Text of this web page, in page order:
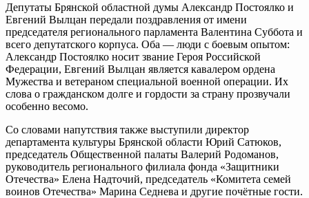
Депутаты Брянской областной думы Александр Постоялко и
Евгений Вылцан передали поздравления от имени
председателя регионального парламента Валентина Суббота и
всего депутатского корпуса. Оба — люди с боевым опытом:
Александр Постоялко носит звание Героя Российской
Федерации, Евгений Вылцан является кавалером ордена
Мужества и ветераном специальной военной операции. Их
слова о гражданском долге и гордости за страну прозвучали
особенно весомо.
Со словами напутствия также выступили директор
департамента культуры Брянской области Юрий Сатюков,
председатель Общественной палаты Валерий Родоманов,
руководитель регионального филиала фонда «Защитники
Отечества» Елена Надточий, председатель «Комитета семей
воинов Отечества» Марина Седнева и другие почётные гости.